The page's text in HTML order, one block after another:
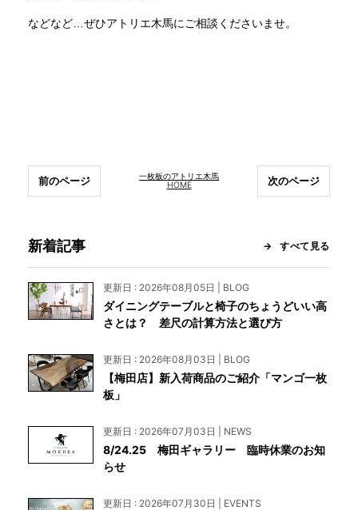
などなど…ぜひアトリエ木馬にご相談くださいませ。
一枚板のアトリエ木馬
HOME
前のページ 次のページ
新着記事 すべて見る
更新日 : 2026年08月05日 | BLOG
ダイニングテーブルと椅子のちょうどいい高
さとは？ 差尺の計算方法と選び方
更新日 : 2026年08月03日 | BLOG
【梅田店】新入荷商品のご紹介「マンゴ一枚
板」
更新日 : 2026年07月03日 | NEWS
8/24.25 梅田ギャラリー 臨時休業のお知
らせ
更新日 : 2026年07月30日 | EVENTS